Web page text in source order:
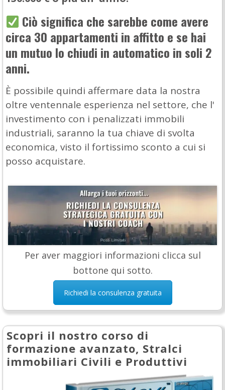
Ciò significa che sarebbe come avere
circa 30 appartamenti in affitto e se hai
un mutuo lo chiudi in automatico in soli 2
anni.
È possibile quindi affermare data la nostra
oltre ventennale esperienza nel settore, che l'
investimento con i penalizzati immobili
industriali, saranno la tua chiave di svolta
economica, visto il fortissimo sconto a cui si
posso acquistare.
Per aver maggiori informazioni clicca sul
bottone qui sotto.
Richiedi la consulenza gratuita
Scopri il nostro corso di
formazione avanzato, Stralci
immobiliari Civili e Produttivi